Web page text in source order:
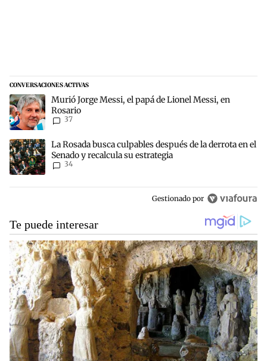
CONVERSACIONES ACTIVAS
Este listado muestra los artículos con más comentarios en los
Un artículo de tendencia con el título "Murió Jorge Messi, el papá
Murió Jorge Messi, el papá de Lionel Messi, en
Rosario
37
Un artículo de tendencia con el título "La Rosada busca culpables
La Rosada busca culpables después de la derrota en el
Senado y recalcula su estrategia
34
Gestionado por